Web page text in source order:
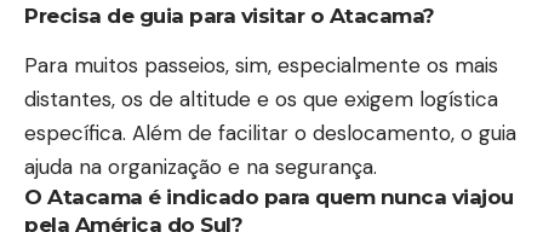
Precisa de guia para visitar o Atacama?
Para muitos passeios, sim, especialmente os mais
distantes, os de altitude e os que exigem logística
específica. Além de facilitar o deslocamento, o guia
ajuda na organização e na segurança.
O Atacama é indicado para quem nunca viajou
pela América do Sul?